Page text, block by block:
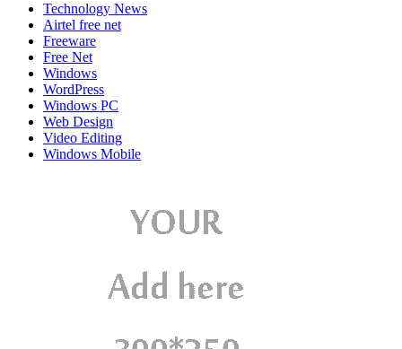
Technology News
Airtel free net
Freeware
Free Net
Windows
WordPress
Windows PC
Web Design
Video Editing
Windows Mobile